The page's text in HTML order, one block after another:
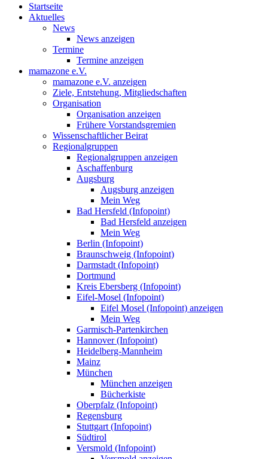
Startseite
Aktuelles
News
News anzeigen
Termine
Termine anzeigen
mamazone e.V.
mamazone e.V. anzeigen
Ziele, Entstehung, Mitgliedschaften
Organisation
Organisation anzeigen
Frühere Vorstandsgremien
Wissenschaftlicher Beirat
Regionalgruppen
Regionalgruppen anzeigen
Aschaffenburg
Augsburg
Augsburg anzeigen
Mein Weg
Bad Hersfeld (Infopoint)
Bad Hersfeld anzeigen
Mein Weg
Berlin (Infopoint)
Braunschweig (Infopoint)
Darmstadt (Infopoint)
Dortmund
Kreis Ebersberg (Infopoint)
Eifel-Mosel (Infopoint)
Eifel Mosel (Infopoint) anzeigen
Mein Weg
Garmisch-Partenkirchen
Hannover (Infopoint)
Heidelberg-Mannheim
Mainz
München
München anzeigen
Bücherkiste
Oberpfalz (Infopoint)
Regensburg
Stuttgart (Infopoint)
Südtirol
Versmold (Infopoint)